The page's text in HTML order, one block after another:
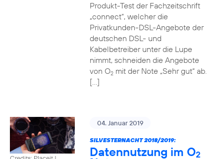
Produkt-Test der Fachzeitschrift
„connect“, welcher die
Privatkunden-DSL-Angebote der
deutschen DSL- und
Kabelbetreiber unter die Lupe
nimmt, schneiden die Angebote
von O2mit der Note „Sehr gut“ ab.
[…]
04. Januar 2019
SILVESTERNACHT 2018/2019:
Datennutzung im O2